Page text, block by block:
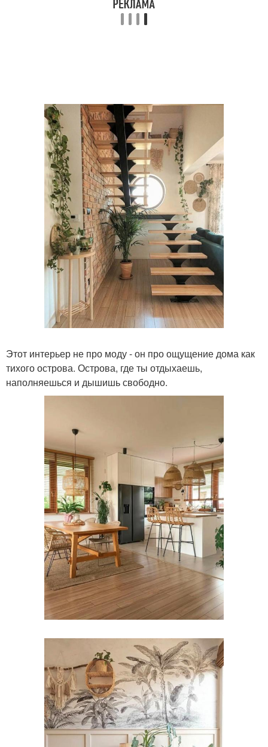
Этот интерьер не про моду - он про ощущение дома как
тихого острова. Острова, где ты отдыхаешь,
наполняешься и дышишь свободно.